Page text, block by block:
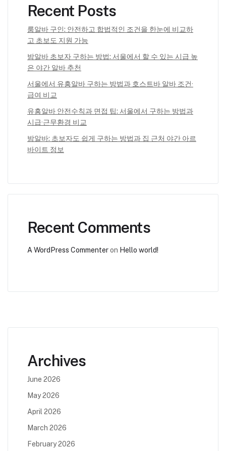
Recent Posts
룸알바 구인: 안전하고 합법적인 조건을 한눈에 비교하
고 초보도 지원 가능
밤알바 초보자 구하는 방법: 서울에서 할 수 있는 시급 높
은 야간 알바 추천
서울에서 유흥알바 구하는 방법과 호스트바 알바 조건·
급여 비교
유흥알바 안전수칙과 면접 팁: 서울에서 구하는 방법과
시급·근무환경 비교
밤알바: 초보자도 쉽게 구하는 방법과 집 근처 야간 아르
바이트 정보
Recent Comments
A WordPress Commenteron Hello world!
Archives
June 2026
May 2026
April 2026
March 2026
February 2026